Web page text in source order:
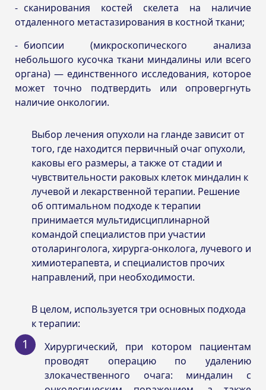
сканирования костей скелета на наличие
отдаленного метастазирования в костной ткани;
биопсии (микроскопического анализа
небольшого кусочка ткани миндалины или всего
органа) — единственного исследования, которое
может точно подтвердить или опровергнуть
наличие онкологии.
Выбор лечения опухоли на гланде зависит от
того, где находится первичный очаг опухоли,
каковы его размеры, а также от стадии и
чувствительности раковых клеток миндалин к
лучевой и лекарственной терапии. Решение
об оптимальном подходе к терапии
принимается мультидисциплинарной
командой специалистов при участии
отоларинголога, хирурга-онколога, лучевого и
химиотерапевта, и специалистов прочих
направлений, при необходимости.
В целом, используется три основных подхода
к терапии:
Хирургический, при котором пациентам
проводят операцию по удалению
злокачественного очага: миндалин с